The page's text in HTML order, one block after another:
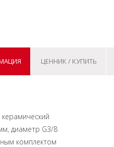
ЦЕННИК / КУПИТЬ
диаметр G3/8
комплектом